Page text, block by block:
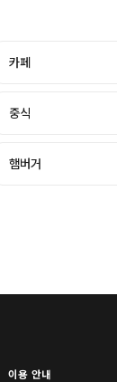
카페
중식
햄버거
이용 안내